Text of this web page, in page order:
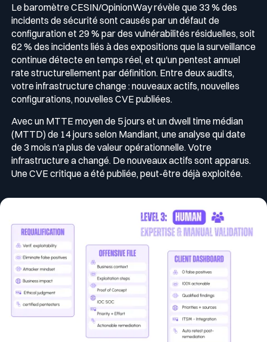
Le baromètre CESIN/OpinionWay révèle que 33 % des
incidents de sécurité sont causés par un défaut de
configuration et 29 % par des vulnérabilités résiduelles, soit
62 % des incidents liés à des expositions que la surveillance
continue détecte en temps réel, et qu'un pentest annuel
rate structurellement par définition. Entre deux audits,
votre infrastructure change : nouveaux actifs, nouvelles
configurations, nouvelles CVE publiées.
Avec un MTTE moyen de 5 jours et un dwell time médian
(MTTD) de 14 jours selon Mandiant, une analyse qui date
de 3 mois n'a plus de valeur opérationnelle. Votre
infrastructure a changé. De nouveaux actifs sont apparus.
Une CVE critique a été publiée, peut-être déjà exploitée.